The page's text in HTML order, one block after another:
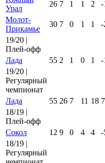
Урал
26 7 1 1 2 -
Молот-
Прикамье
30 7 0 1 1 -
19/20 |
Плей-офф
Лада
55 2 1 0 1 -
19/20 |
Регулярный
чемпионат
Лада
55 26 7 11 18 7
18/19 |
Плей-офф
Сокол
12 9 0 4 4 -
18/19 |
Регулярный